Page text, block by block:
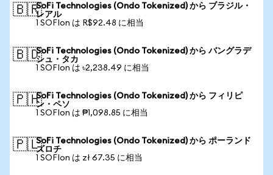
🇧🇷SoFi Technologies (Ondo Tokenized) から ブラジル・
レアル
1 SOFIon は R$92.48 に相当
🇧🇩SoFi Technologies (Ondo Tokenized) から バングラデ
シュ・タカ
1 SOFIon は ৳2,238.49 に相当
🇵🇭SoFi Technologies (Ondo Tokenized) から フィリピ
ン・ペソ
1 SOFIon は ₱1,098.85 に相当
🇵🇱SoFi Technologies (Ondo Tokenized) から ポーランド
ズロチ
1 SOFIon は zł 67.35 に相当